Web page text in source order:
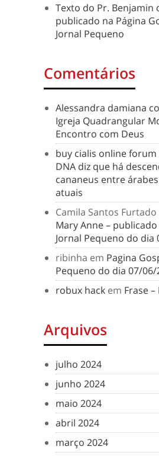
Texto do Pr. Benjamin
publicado na Página
Jornal Pequeno
Comentários
Alessandra damiana
Igreja Quadrangular
Encontro com Deus
buy cialis online forum
DNA diz que há
cananeus entre
atuais
Camila Santos Furtado
Mary Anne – publicado
Jornal Pequeno do dia
ribinha em Pagina
Pequeno do dia 07/06/
robux hack em Frase
Arquivos
julho 2024
junho 2024
maio 2024
abril 2024
março 2024